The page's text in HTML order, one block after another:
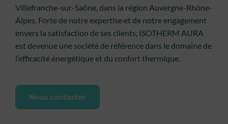
Villefranche-sur-Saône, dans la région Auvergne-Rhône-
Alpes. Forte de notre expertise et de notre engagement
envers la satisfaction de ses clients, ISOTHERM AURA
est devenue une société de référence dans le domaine de
l’efficacité énergétique et du confort thermique.
Nous contacter